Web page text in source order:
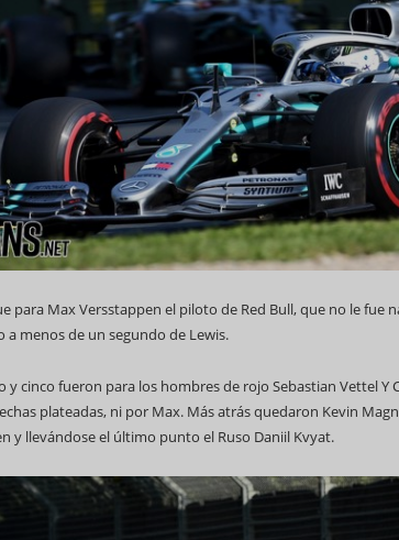
para Max Versstappen el piloto de Red Bull, que no le fue
a menos de un segundo de Lewis.
y cinco fueron para los hombres de rojo Sebastian Vettel
plateadas, ni por Max. Más atrás quedaron Kevin
y llevándose el último punto el Ruso Daniil Kvyat.